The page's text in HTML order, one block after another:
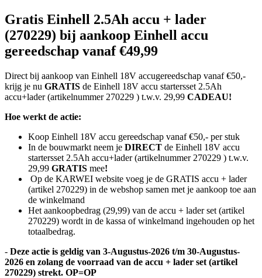
Gratis Einhell 2.5Ah accu + lader
(270229) bij aankoop Einhell accu
gereedschap vanaf €49,99
Direct bij aankoop van Einhell 18V accugereedschap vanaf €50,-
krijg je nu GRATIS de Einhell 18V accu startersset 2.5Ah
accu+lader (artikelnummer 270229 ) t.w.v. 29,99 CADEAU!
Hoe werkt de actie:
Koop Einhell 18V accu gereedschap vanaf €50,- per stuk
In de bouwmarkt neem je DIRECT de Einhell 18V accu
startersset 2.5Ah accu+lader (artikelnummer 270229 ) t.w.v.
29,99 GRATIS mee!
Op de KARWEI website voeg je de GRATIS accu + lader
(artikel 270229) in de webshop samen met je aankoop toe aan
de winkelmand
Het aankoopbedrag (29,99) van de accu + lader set (artikel
270229) wordt in de kassa of winkelmand ingehouden op het
totaalbedrag.
- Deze actie is geldig van 3-Augustus-2026 t/m 30-Augustus-
2026 en zolang de voorraad van de accu + lader set (artikel
270229) strekt. OP=OP